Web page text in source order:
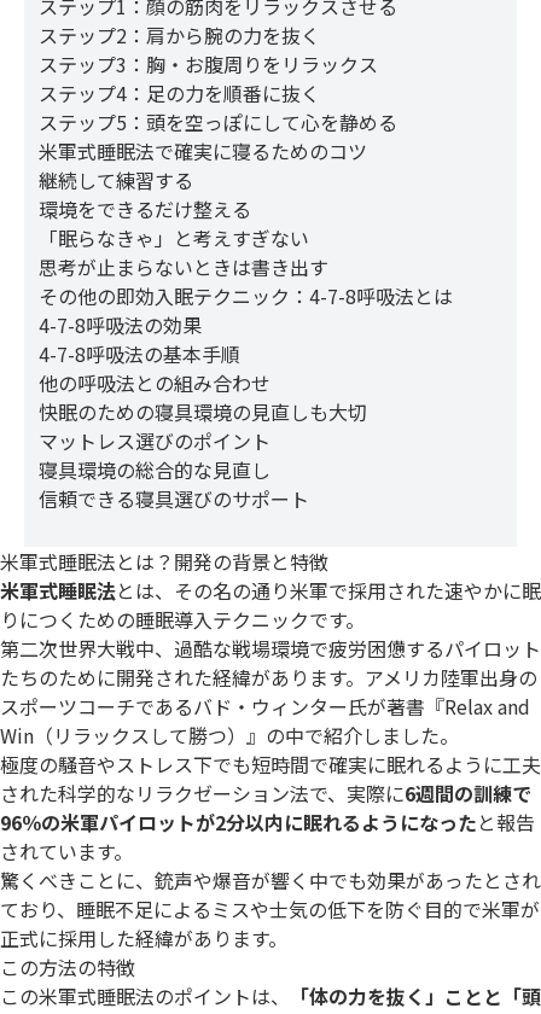
ステップ1：顔の筋肉をリラックスさせる
ステップ2：肩から腕の力を抜く
ステップ3：胸・お腹周りをリラックス
ステップ4：足の力を順番に抜く
ステップ5：頭を空っぽにして心を静める
米軍式睡眠法で確実に寝るためのコツ
継続して練習する
環境をできるだけ整える
「眠らなきゃ」と考えすぎない
思考が止まらないときは書き出す
その他の即効入眠テクニック：4-7-8呼吸法とは
4-7-8呼吸法の効果
4-7-8呼吸法の基本手順
他の呼吸法との組み合わせ
快眠のための寝具環境の見直しも大切
マットレス選びのポイント
寝具環境の総合的な見直し
信頼できる寝具選びのサポート
米軍式睡眠法とは？開発の背景と特徴
米軍式睡眠法とは、その名の通り米軍で採用された速やかに眠
りにつくための睡眠導入テクニックです。
第二次世界大戦中、過酷な戦場環境で疲労困憊するパイロット
たちのために開発された経緯があります。アメリカ陸軍出身の
スポーツコーチであるバド・ウィンター氏が著書『Relax and
Win（リラックスして勝つ）』の中で紹介しました。
極度の騒音やストレス下でも短時間で確実に眠れるように工夫
された科学的なリラクゼーション法で、実際に6週間の訓練で
96％の米軍パイロットが2分以内に眠れるようになったと報告
されています。
驚くべきことに、銃声や爆音が響く中でも効果があったとされ
ており、睡眠不足によるミスや士気の低下を防ぐ目的で米軍が
正式に採用した経緯があります。
この方法の特徴
この米軍式睡眠法のポイントは、
「体の力を抜く」ことと「頭